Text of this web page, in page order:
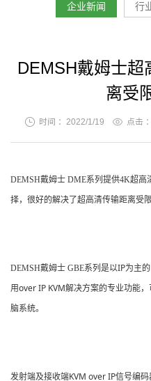
企业新闻 行
DEMSH戴姆士超
离受
时间 ：2022/1/19 点击 ：
DEMSH戴姆士 DME系列提供4K超
择，很好的解决了超高清传输距离受限
DEMSH戴姆士 GBE系列是以IP为主的
用over IP KVM解决方案的专业功能
脑系统。
发射端及接收端KVM over IP信号编码